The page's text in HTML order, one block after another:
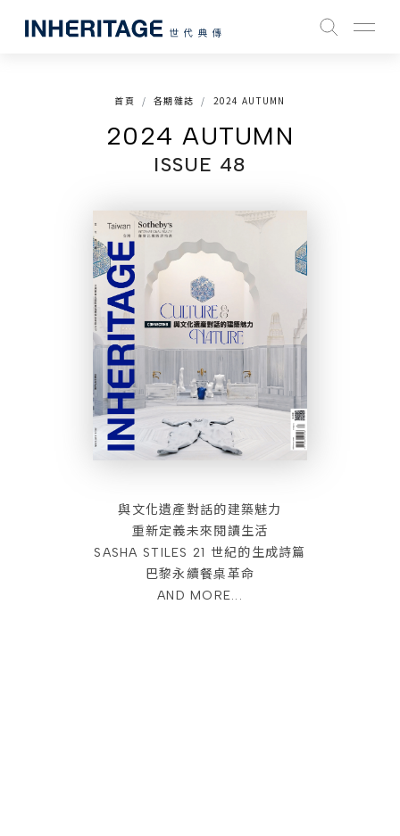
首頁 各期雜誌 2024 AUTUMN
2024 AUTUMN
ISSUE 48
與文化遺產對話的建築魅力
重新定義未來閱讀生活
SASHA STILES 21 世紀的生成詩篇
巴黎永續餐桌革命
AND MORE...